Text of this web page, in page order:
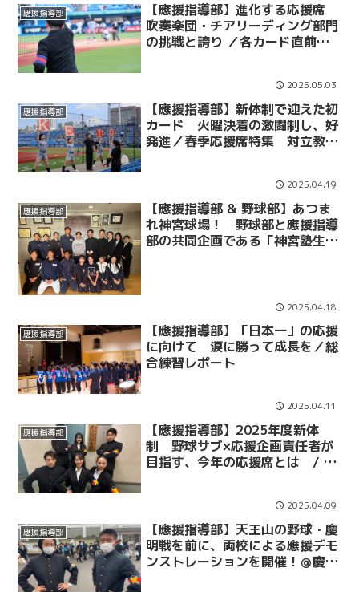
應援指導部
【應援指導部】進化する応援席
吹奏楽団・チアリーディング部門
の挑戦と誇り ／各カード直前企
2025.05.03
應援指導部
【應援指導部】新体制で迎えた初
カード 火曜決着の激闘制し、好
発進／春季応援席特集 対立教大
2025.04.19
應援指導部
【應援指導部 & 野球部】あつま
れ神宮球場！ 野球部と應援指導
部の共同企画である「神宮塾生動
2025.04.18
應援指導部
【應援指導部】「日本一」の応援
に向けて 涙に勝って成長を／総
合練習レポート
2025.04.11
應援指導部
【應援指導部】2025年度新体
制 野球サブ×応援企画責任者が
目指す、今年の応援席とは / 春
2025.04.09
應援指導部
【應援指導部】天王山の野球・慶
明戦を前に、両校による應援デモ
ンストレーションを開催！＠慶應